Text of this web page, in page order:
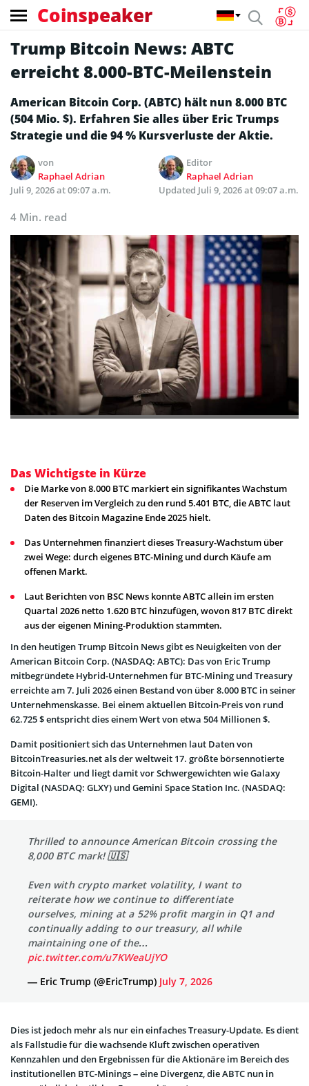
Coinspeaker
Trump Bitcoin News: ABTC
erreicht 8.000-BTC-Meilenstein
American Bitcoin Corp. (ABTC) hält nun 8.000 BTC
(504 Mio. $). Erfahren Sie alles über Eric Trumps
Strategie und die 94 % Kursverluste der Aktie.
von
Raphael Adrian
Editor
Raphael Adrian
Juli 9, 2026 at 09:07 a.m.
Updated Juli 9, 2026 at 09:07 a.m.
4 Min. read
Das Wichtigste in Kürze
Die Marke von 8.000 BTC markiert ein signifikantes Wachstum
der Reserven im Vergleich zu den rund 5.401 BTC, die ABTC laut
Daten des Bitcoin Magazine Ende 2025 hielt.
Das Unternehmen finanziert dieses Treasury-Wachstum über
zwei Wege: durch eigenes BTC-Mining und durch Käufe am
offenen Markt.
Laut Berichten von BSC News konnte ABTC allein im ersten
Quartal 2026 netto 1.620 BTC hinzufügen, wovon 817 BTC direkt
aus der eigenen Mining-Produktion stammten.
In den heutigen Trump Bitcoin News gibt es Neuigkeiten von der
American Bitcoin Corp. (NASDAQ: ABTC): Das von Eric Trump
mitbegründete Hybrid-Unternehmen für BTC-Mining und Treasury
erreichte am 7. Juli 2026 einen Bestand von über 8.000 BTC in seiner
Unternehmenskasse. Bei einem aktuellen Bitcoin-Preis von rund
62.725 $ entspricht dies einem Wert von etwa 504 Millionen $.
Damit positioniert sich das Unternehmen laut Daten von
BitcoinTreasuries.net als der weltweit 17. größte börsennotierte
Bitcoin-Halter und liegt damit vor Schwergewichten wie Galaxy
Digital (NASDAQ: GLXY) und Gemini Space Station Inc. (NASDAQ:
GEMI).
Thrilled to announce American Bitcoin crossing the
8,000 BTC mark! 🇺🇸
Even with crypto market volatility, I want to
reiterate how we continue to differentiate
ourselves, mining at a 52% profit margin in Q1 and
continually adding to our treasury, all while
maintaining one of the…
pic.twitter.com/u7KWeaUjYO
— Eric Trump (@EricTrump) July 7, 2026
Dies ist jedoch mehr als nur ein einfaches Treasury-Update. Es dient
als Fallstudie für die wachsende Kluft zwischen operativen
Kennzahlen und den Ergebnissen für die Aktionäre im Bereich des
institutionellen BTC-Minings – eine Divergenz, die ABTC nun in